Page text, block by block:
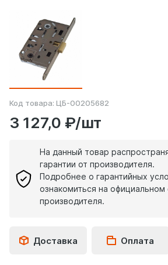
Код товара: ЦБ-00205682
3 127,0 ₽/шт
На данный товар
гарантии от производителя.
Подробнее о гарантийных
ознакомиться на официальном
производителя.
Доставка Оплата